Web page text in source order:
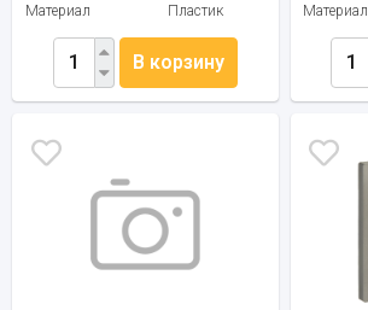
Материал
Пластик
В корзину
Материал